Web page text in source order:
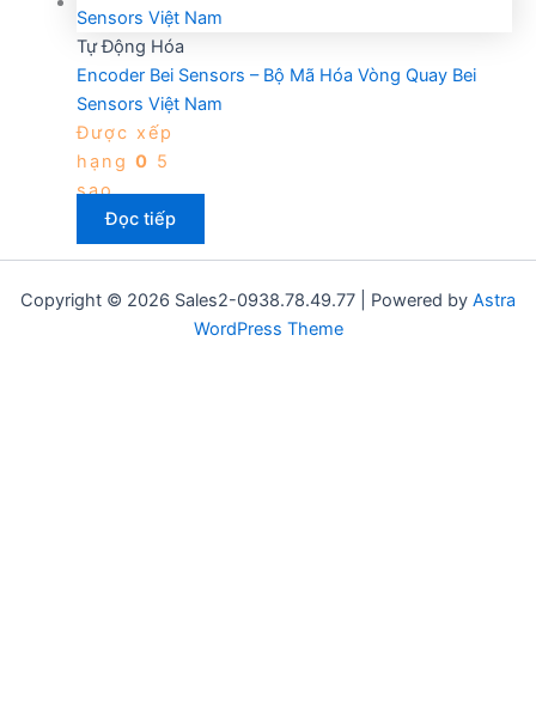
Tự Động Hóa
Encoder Bei Sensors – Bộ Mã Hóa Vòng Quay Bei
Sensors Việt Nam
Được xếp
hạng 0 5
sao
Đọc tiếp
Copyright © 2026 Sales2-0938.78.49.77 | Powered by Astra
WordPress Theme